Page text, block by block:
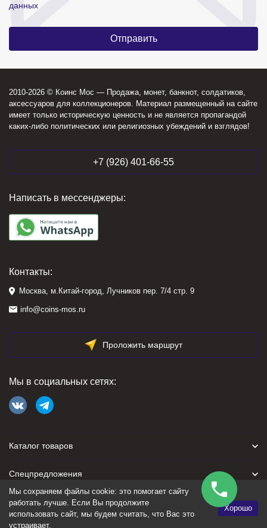
данных
2010-2026 © Коинс Мос — Продажа, монет, банкнот, солдатиков,
аксессуаров для коллекционеров. Материал размещенный на сайте
имеет только историческую ценность и не является пропагандой
каких-либо политических или религиозных убеждений и взглядов!
+7 (926) 401-66-55
Написать в мессенджеры:
Контакты:
Москва, м.Китай-город, Лучников пер. 7/4 стр. 9
info@coins-mos.ru
Проложить маршрут
Мы в социальных сетях:
Каталог товаров
Спецпредложения
Для покупателя
Мы сохраняем файлы cookie: это помогает сайту
работать лучше. Если Вы продолжите
использовать сайт, мы будем считать, что Вас это
устраивает.
Хорошо